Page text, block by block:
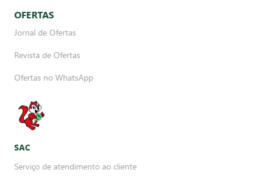
OFERTAS
Jornal de Ofertas
Revista de Ofertas
Ofertas no WhatsApp
SAC
Serviço de atendimento ao cliente